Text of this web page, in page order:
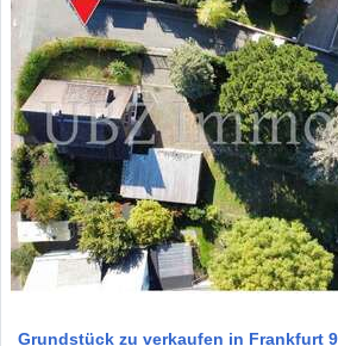
Grundstück zu verkaufen in Frankfurt